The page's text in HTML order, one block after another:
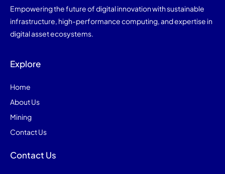
Empowering the future of digital innovation with sustainable
infrastructure, high-performance computing, and expertise in
digital asset ecosystems.
Explore
Home
About Us
Mining
Contact Us
Contact Us